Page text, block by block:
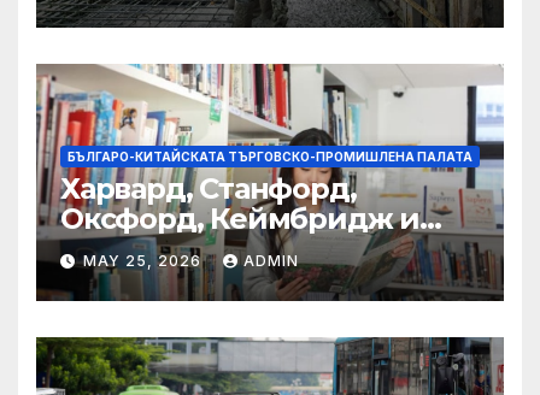
БЪЛГАРО-КИТАЙСКАТА ТЪРГОВСКО-ПРОМИШЛЕНА ПАЛАТА
Харвард, Станфорд,
Оксфорд, Кеймбридж и
други: как ръководството
на YCIS отваря врати към
престижни университети
по целия свят
MAY 25, 2026 ADMIN